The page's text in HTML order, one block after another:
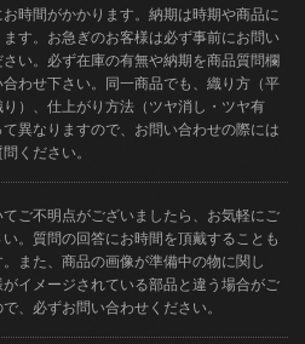
お時間がかかります。納期は時期や商品に
ます。お急ぎのお客様は必ず事前にお問い
さい。必ず在庫の有無や納期を商品質問欄
合わせ下さい。同一商品でも、織り方（平
り）、仕上がり方法（ツヤ消し・ツヤ有
て異なりますので、お問い合わせの際には
ください。
てご不明点がございましたら、お気軽にご
。質問の回答にお時間を頂戴することも
。また、商品の画像が準備中の物に関し
がイメージされている部品と違う場合がご
、必ずお問い合わせください。